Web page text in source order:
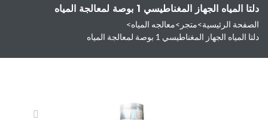
دلتا المياه الجهاز المغناطيسي 1 بوصة لمعالجة المياه
الصفحة الرئيسية>متجر >معالجه المياه>
دلتا المياه الجهاز المغناطيسي 1 بوصة لمعالجة المياه